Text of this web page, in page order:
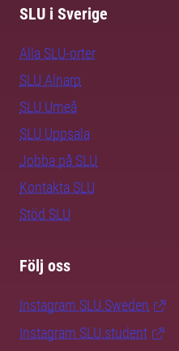
SLU i Sverige
Alla SLU-orter
SLU Alnarp
SLU Umeå
SLU Uppsala
Jobba på SLU
Kontakta SLU
Stöd SLU
Följ oss
Instagram SLU.Sweden
Instagram SLU.student